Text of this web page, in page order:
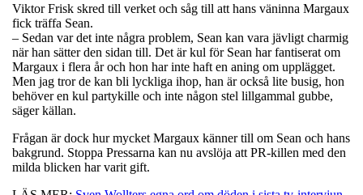
Viktor Frisk skred till verket och såg till att hans väninna Margaux
fick träffa Sean.
– Sedan var det inte några problem, Sean kan vara jävligt charmig
när han sätter den sidan till. Det är kul för Sean har fantiserat om
Margaux i flera år och hon har inte haft en aning om upplägget.
Men jag tror de kan bli lyckliga ihop, han är också lite busig, hon
behöver en kul partykille och inte någon stel lillgammal gubbe,
säger källan.
Frågan är dock hur mycket Margaux känner till om Sean och hans
bakgrund. Stoppa Pressarna kan nu avslöja att PR-killen med den
milda blicken har varit gift.